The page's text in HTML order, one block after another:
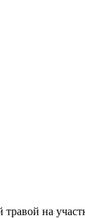
на